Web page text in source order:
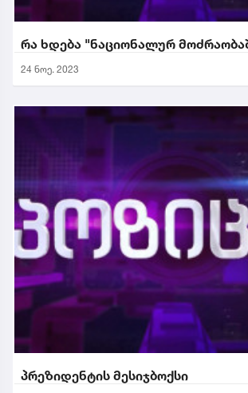
რა ხდება "ნაციონალურ
24 ნოე. 2023
პრეზიდენტის მესიჯბოქსი